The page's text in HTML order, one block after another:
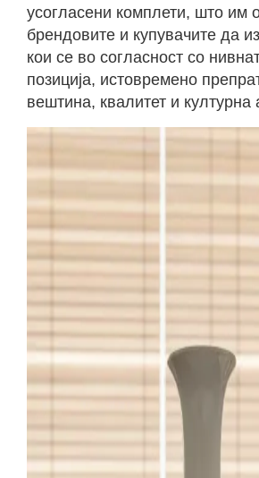
усогласени комплети, што им
брендовите и купувачите да
кои се во согласност со
позиција, истовремено
вештина, квалитет и културна